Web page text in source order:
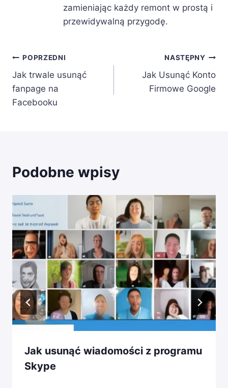
zamieniając każdy remont w prostą i
przewidywalną przygodę.
Nawigacja
wpisu
POPRZEDNI
Jak trwale usunąć
fanpage na
Facebooku
NASTĘPNY
Jak Usunąć Konto
Firmowe Google
Podobne wpisy
Jak usunąć wiadomości z programu
Skype